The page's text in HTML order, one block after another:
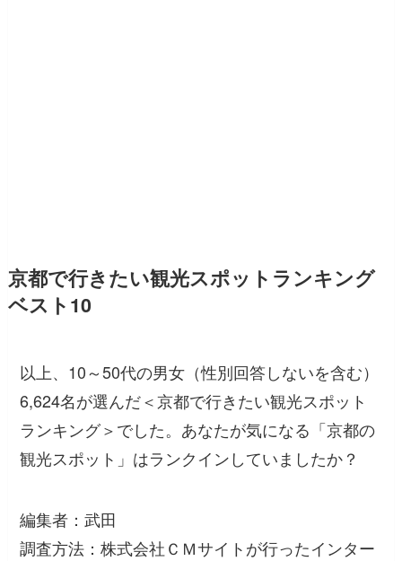
京都で行きたい観光スポットランキング
ベスト10
以上、10～50代の男女（性別回答しないを含む）
6,624名が選んだ＜京都で行きたい観光スポット
ランキング＞でした。あなたが気になる「京都の
観光スポット」はランクインしていましたか？
編集者：武田
調査方法：株式会社ＣＭサイトが行ったインター